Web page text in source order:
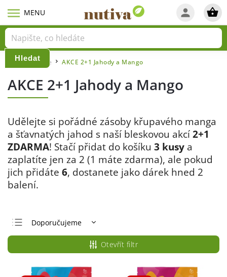
Hledat
Domů / Akce / AKCE 2+1 Jahody a Mango
AKCE 2+1 Jahody a Mango
Udělejte si pořádné zásoby křupavého manga
a šťavnatých jahod s naší bleskovou akcí 2+1
ZDARMA! Stačí přidat do košíku 3 kusy a
zaplatíte jen za 2 (1 máte zdarma), ale pokud
jich přidáte 6, dostanete jako dárek hned 2
balení.
Doporučujeme
Nejlevnější
Nejdražší
Nejprodávanější
Otevřít filtr